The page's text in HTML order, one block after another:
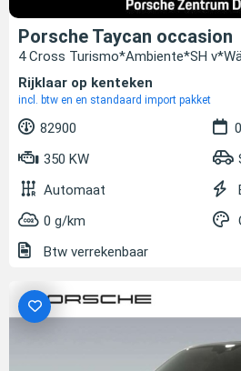
Porsche Taycan occasion
4 Cross Turismo*Ambiente*SH
Rijklaar op kenteken
incl. btw en en standaard import pakket
82900
350 KW
Automaat
0 g/km
Btw verrekenbaar